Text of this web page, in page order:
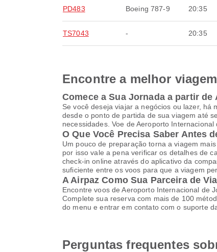
PD483 Boeing 787-9 20:35
TS7043 - 20:35
Encontre a melhor
Comece a Sua Jornada a partir
Se você deseja viajar a negócios ou lazer, há
desde o ponto de partida de sua viagem até
necessidades. Voe de Aeroporto
O Que Você Precisa Saber Antes
Um pouco de preparação torna a viagem
por isso vale a pena verificar os detalhes de
check-in online através do aplicativo da
suficiente entre os voos para que a viagem
A Airpaz Como Sua Parceira de
Encontre voos de Aeroporto Internacional de
Complete sua reserva com mais de 100
do menu e entrar em contato com o suporte
Perguntas frequentes